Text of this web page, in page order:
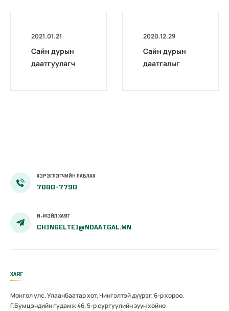
2021.01.21
Сайн дурын
даатгуулагч
2020.12.29
Сайн дурын
даатгалыг
ХЭРЭГЛЭГЧИЙН ЛАВЛАХ
7000-7790
И-МЭЙЛ ХАЯГ
CHINGELTEI@NDAATGAL.MN
ХАЯГ
Монгол улс, Улаанбаатар хот, Чингэлтэй дүүрэг, 6-р хороо,
Г.Бумцэндийн гудамж 46, 5-р сургуулийн зүүн хойно